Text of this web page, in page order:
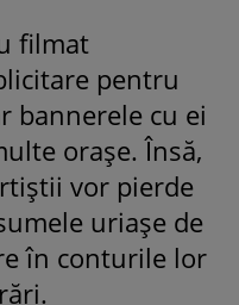
filmat
pentru
bannerele cu ei
orașe. Însă,
vor pierde
uriașe de
în conturile lor